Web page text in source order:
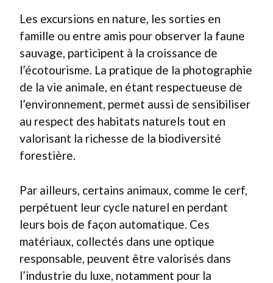
Les excursions en nature, les sorties en
famille ou entre amis pour observer la faune
sauvage, participent à la croissance de
l’écotourisme. La pratique de la photographie
de la vie animale, en étant respectueuse de
l’environnement, permet aussi de sensibiliser
au respect des habitats naturels tout en
valorisant la richesse de la biodiversité
forestière.
Par ailleurs, certains animaux, comme le cerf,
perpétuent leur cycle naturel en perdant
leurs bois de façon automatique. Ces
matériaux, collectés dans une optique
responsable, peuvent être valorisés dans
l’industrie du luxe, notamment pour la